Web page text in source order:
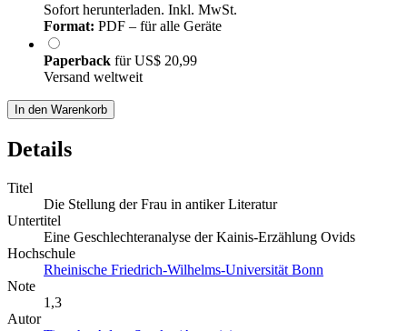
Sofort herunterladen. Inkl. MwSt.
Format: PDF – für alle Geräte
Paperback fürUS$ 20,99
Versand weltweit
In den Warenkorb
Details
Titel
Die Stellung der Frau in antiker Literatur
Untertitel
Eine Geschlechteranalyse der Kainis-Erzählung Ovids
Hochschule
Rheinische Friedrich-Wilhelms-Universität Bonn
Note
1,3
Autor